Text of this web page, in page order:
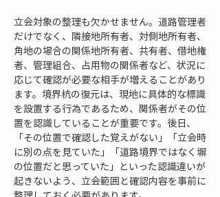
立会対象の整理も欠かせません。道路管理者
だけでなく、隣接地所有者、対側地所有者、
角地の場合の関係地所有者、共有者、借地権
者、管理組合、占用物の関係者など、状況に
応じて確認が必要な相手が増えることがあり
ます。境界杭の復元は、現地に具体的な標識
を設置する行為であるため、関係者がその位
置を認識していることが重要です。後日、
「その位置で確認した覚えがない」「立会時
に別の点を見ていた」「道路境界ではなく塀
の位置だと思っていた」といった認識違いが
起きないよう、立会範囲と確認内容を事前に